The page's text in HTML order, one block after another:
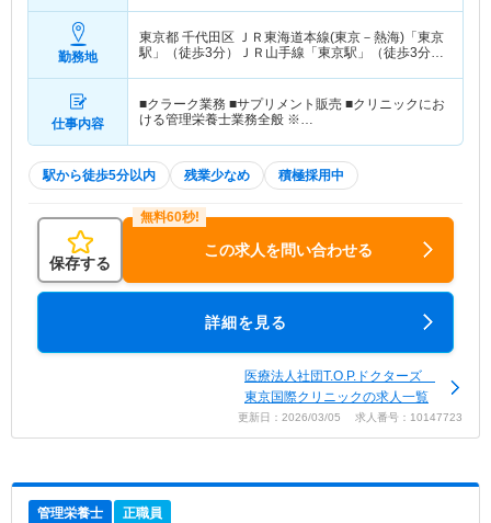
勤務地
東京都 千代田区 ＪＲ東海道本線(東京－熱海)「東京
駅」（徒歩3分）ＪＲ山手線「東京駅」（徒歩3分）
仕事内容
■クラーク業務 ■サプリメント販売 ■クリニックにお
ける管理栄養士業務全般 ※…
駅から徒歩5分以内 残業少なめ 積極採用中
保存する
この求人を問い合わせる
詳細を見る
医療法人社団T.O.P.ドクターズ
東京国際クリニックの求人一覧
更新日：2026/03/05 求人番号：10147723
管理栄養士 正職員